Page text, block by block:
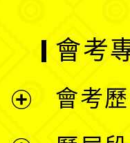
會考
會考